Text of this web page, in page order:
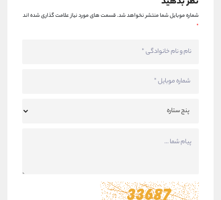
شماره موبایل شما منتشر نخواهد شد.قسمت های مورد نیاز علامت گذاری شده اند
*